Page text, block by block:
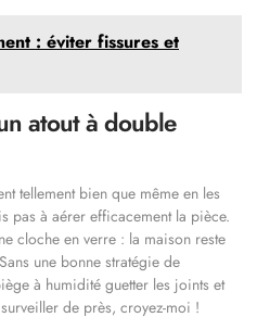
: éviter fissures et
atout à double
tellement bien que même en les
pas à aérer efficacement la pièce.
cloche en verre : la maison reste
une bonne stratégie de
à humidité guetter les joints et
de près, croyez-moi !